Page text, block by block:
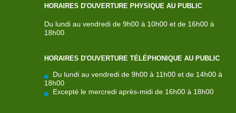
HORAIRES D'OUVERTURE PHYSIQUE AU PUBLIC
Du lundi au vendredi de 9h00 à 10h00 et de 16h00 à
18h00
HORAIRES D'OUVERTURE TÉLÉPHONIQUE AU PUBLIC
Du lundi au vendredi de 9h00 à 11h00 et de 14h00 à
18h00
Excepté le mercredi après-midi de 16h00 à 18h00